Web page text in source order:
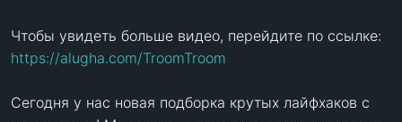
https://alugha.com/TroomTroom
Сегодня у нас новая подборка крутых лайфхаков с